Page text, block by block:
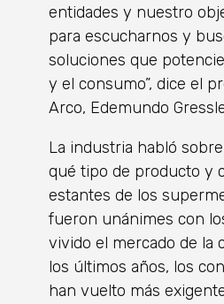
entidades y nuestro
para escucharnos y
soluciones que
y el consumo”, dice el
Arco, Edemundo
La industria habló
qué tipo de producto y
estantes de los
fueron unánimes con
vivido el mercado de la
los últimos años, los
han vuelto más